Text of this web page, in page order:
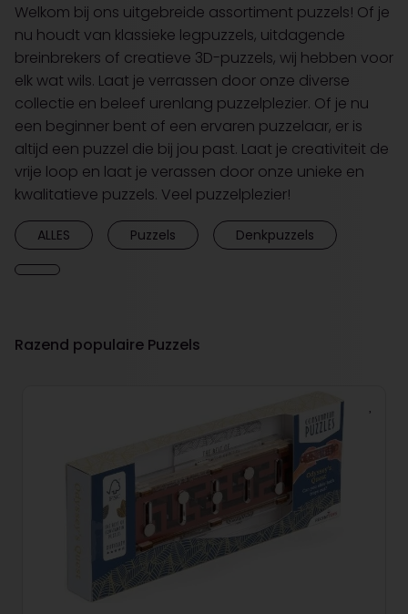
Welkom bij ons uitgebreide assortiment puzzels! Of je
nu houdt van klassieke legpuzzels, uitdagende
breinbrekers of creatieve 3D-puzzels, wij hebben voor
elk wat wils. Laat je verrassen door onze diverse
collectie en beleef urenlang puzzelplezier. Of je nu
een beginner bent of een ervaren puzzelaar, er is
altijd een puzzel die bij jou past. Laat je creativiteit de
vrije loop en laat je verassen door onze unieke en
kwalitatieve puzzels. Veel puzzelplezier!
ALLES Puzzels Denkpuzzels
Razend populaire Puzzels